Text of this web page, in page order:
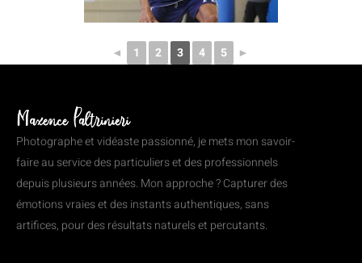
◄ 1 2 3 4 5 ►
Photographe et vidéaste passionné, je mets mon savoir-
faire au service des particuliers et des professionnels
depuis plusieurs années. Mon approche ? Capturer des
émotions vraies et des instants authentiques, sans
artifices, pour des résultats naturels et percutants.